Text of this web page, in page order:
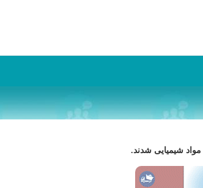
شیمیایی شدند.